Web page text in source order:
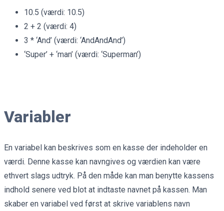
10.5 (værdi: 10.5)
2 + 2 (værdi: 4)
3 * ‘And’ (værdi: ‘AndAndAnd’)
‘Super’ + ‘man’ (værdi: ‘Superman’)
Variabler
En variabel kan beskrives som en kasse der indeholder en
værdi. Denne kasse kan navngives og værdien kan være
ethvert slags udtryk. På den måde kan man benytte kassens
indhold senere ved blot at indtaste navnet på kassen. Man
skaber en variabel ved først at skrive variablens navn